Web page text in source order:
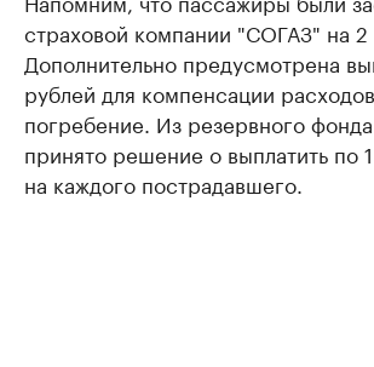
страховой компании "СОГАЗ" на 2
Дополнительно предусмотрена
рублей для компенсации
погребение. Из резервного
принято решение о выплатить по
на каждого пострадавшего.